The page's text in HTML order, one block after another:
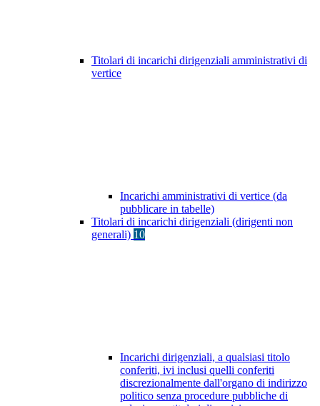
Titolari di incarichi dirigenziali amministrativi di
vertice
Incarichi amministrativi di vertice (da
pubblicare in tabelle)
Titolari di incarichi dirigenziali (dirigenti non
generali) 10
Incarichi dirigenziali, a qualsiasi titolo
conferiti, ivi inclusi quelli conferiti
discrezionalmente dall'organo di indirizzo
politico senza procedure pubbliche di